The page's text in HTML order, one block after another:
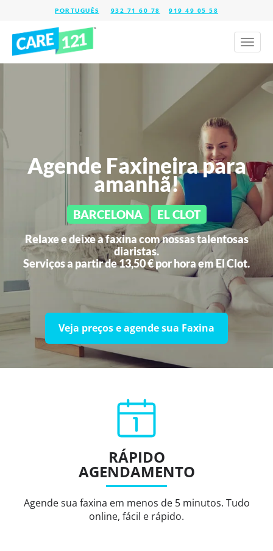
932 71 60 78 919 49 05 58
Toggle
Agende Faxineira para
amanhã!
BARCELONA EL CLOT
Relaxe e deixe a faxina com nossas talentosas
diaristas.
Serviços a partir de 13,50 € por hora emEl Clot.
Veja preços e agende sua Faxina
RÁPIDO
AGENDAMENTO
Agende sua faxina em menos de 5 minutos. Tudo
online, fácil e rápido.